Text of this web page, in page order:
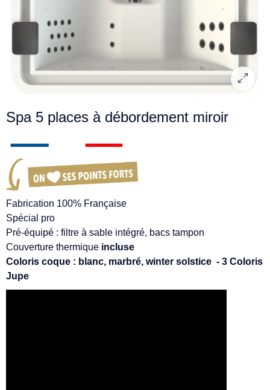
Spa 5 places à débordement miroir
Fabrication 100% Française
Spécial pro
Pré-équipé : filtre à sable intégré, bacs tampon
Couverture thermique incluse
Coloris coque : blanc, marbré, winter solstice - 3 Coloris
Jupe